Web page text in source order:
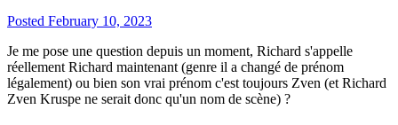
Posted February 10, 2023
Je me pose une question depuis un moment, Richard s'appelle
réellement Richard maintenant (genre il a changé de prénom
légalement) ou bien son vrai prénom c'est toujours Zven (et Richard
Zven Kruspe ne serait donc qu'un nom de scène) ?